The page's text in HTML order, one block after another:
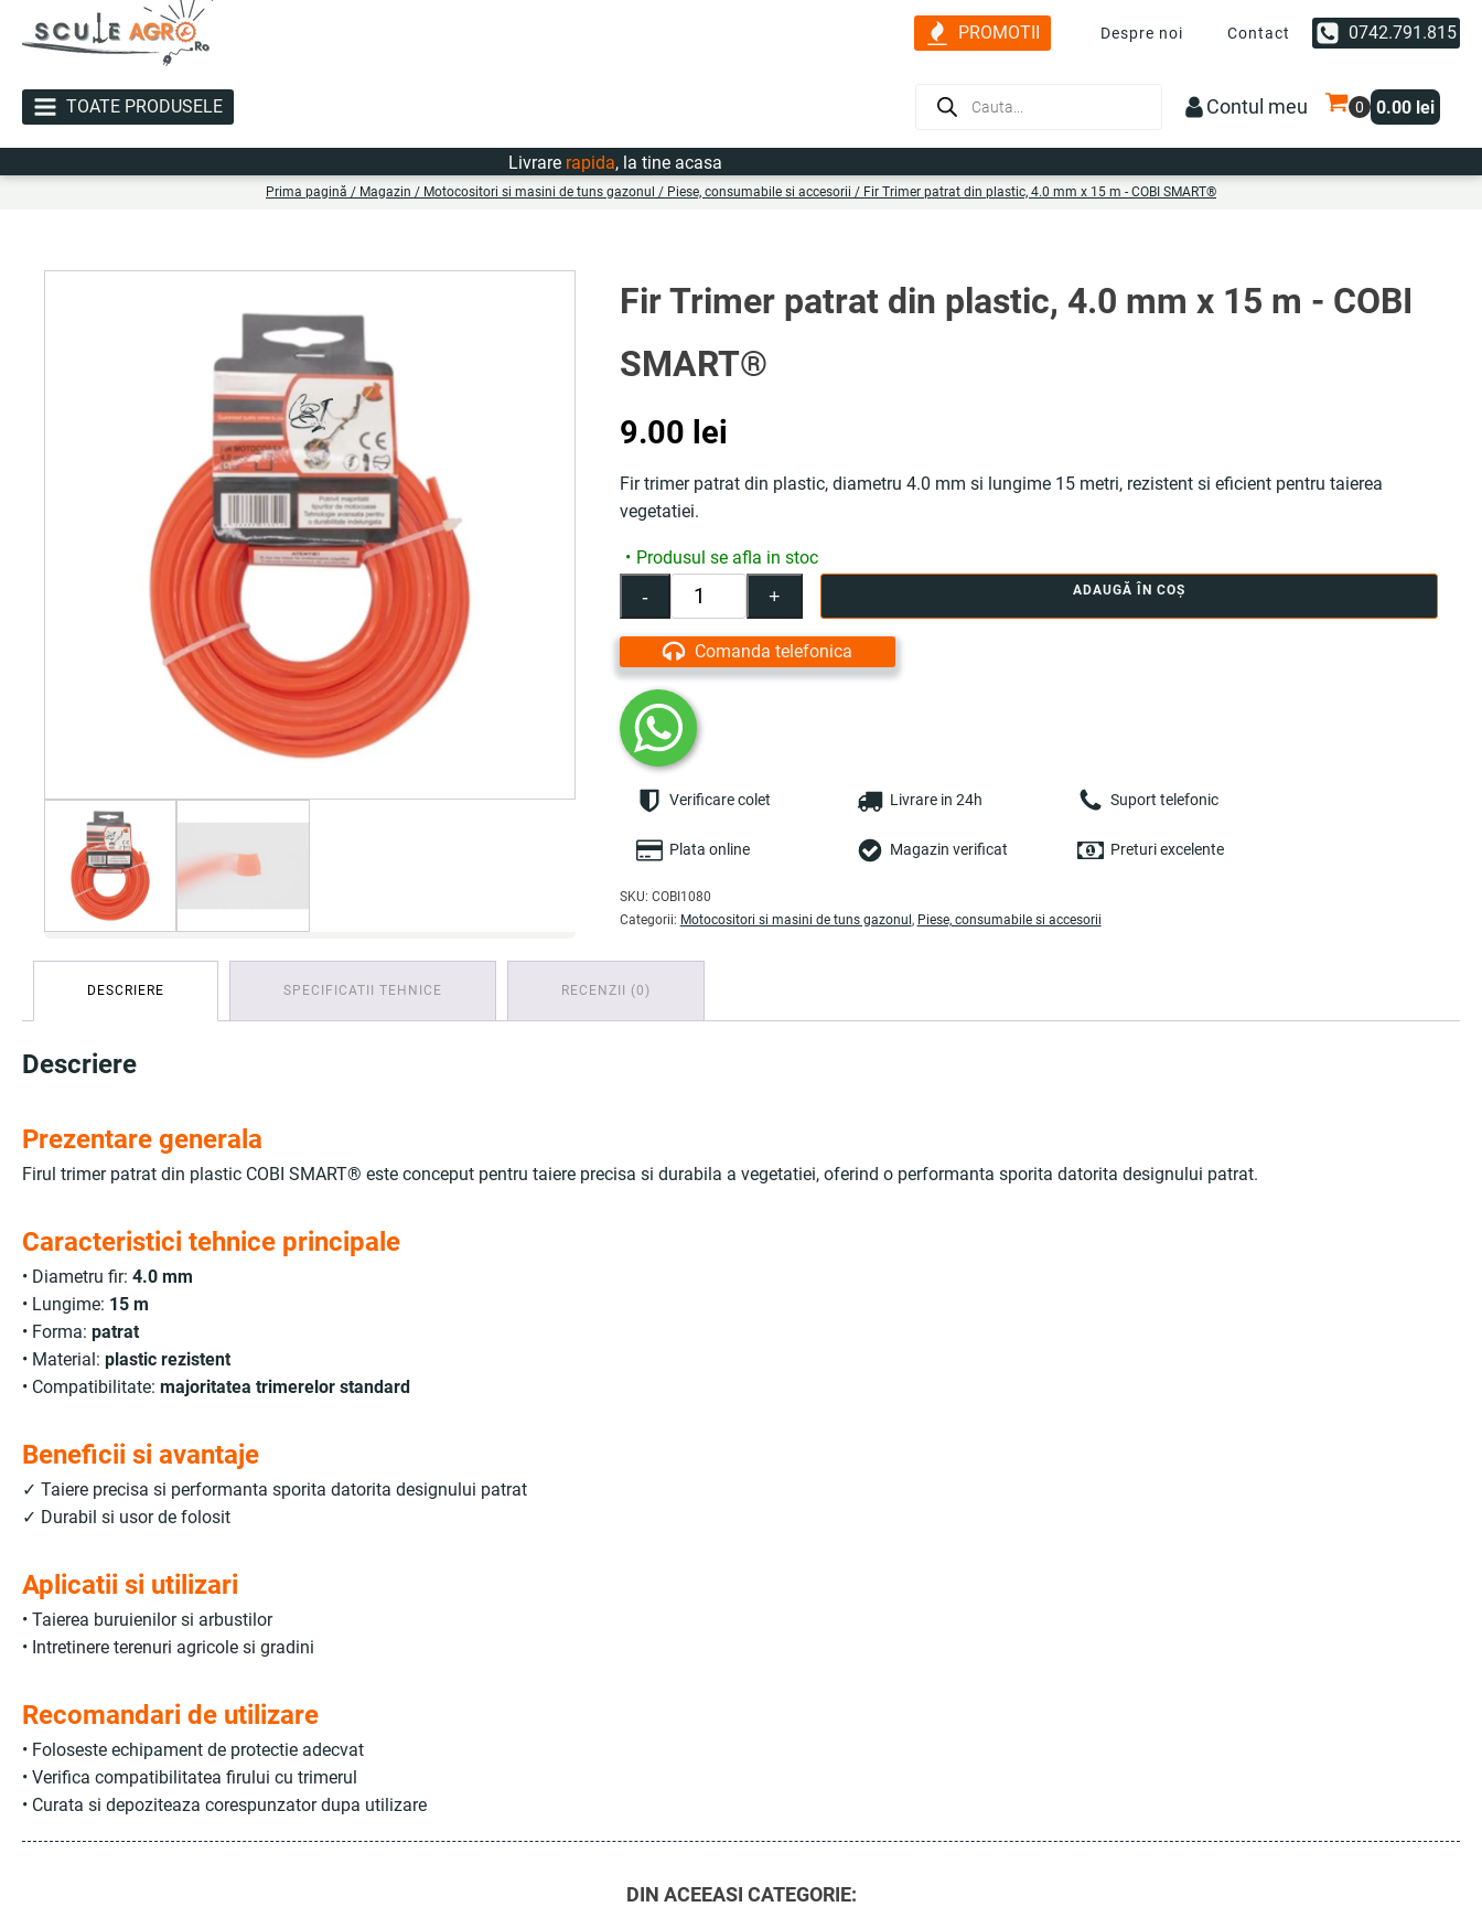
PROMOTII Despre noi Contact 0742.791.815
TOATE PRODUSELE
Products
Contul meu 0.00 lei
Livrarerapida, la tine acasa
Prima pagină / Magazin / Motocositori si masini de tuns gazonul / Piese, consumabile si accesorii / Fir Trimer patrat din plastic, 4.0 mm x 15 m - COBI SMART®
Fir Trimer patrat din plastic, 4.0 mm x 15 m - COBI
SMART®
9.00 lei
Fir trimer patrat din plastic, diametru 4.0 mm si lungime 15 metri, rezistent si eficient pentru taierea
vegetatiei.
Produsul se afla in stoc
-
Cantitate
Fir
Trimer
patrat
plastic,
4.0
mm
15
-
SMART®
+ ADAUGĂ ÎN COȘ
Comanda telefonica
Verificare colet Livrare in 24h Suport telefonic
Plata online Magazin verificat Preturi excelente
SKU: COBI1080
Categorii: Motocositori si masini de tuns gazonul , Piese, consumabile si accesorii
DESCRIERE SPECIFICATII TEHNICE RECENZII (0)
Descriere
Prezentare generala
Firul trimer patrat din plastic COBI SMART® este conceput pentru taiere precisa si durabila a vegetatiei, oferind o performanta sporita datorita designului patrat.
Caracteristici tehnice principale
• Diametru fir: 4.0 mm
• Lungime: 15 m
• Forma: patrat
• Material: plastic rezistent
• Compatibilitate: majoritatea trimerelor standard
Beneficii si avantaje
✓ Taiere precisa si performanta sporita datorita designului patrat
✓ Durabil si usor de folosit
Aplicatii si utilizari
• Taierea buruienilor si arbustilor
• Intretinere terenuri agricole si gradini
Recomandari de utilizare
• Foloseste echipament de protectie adecvat
• Verifica compatibilitatea firului cu trimerul
• Curata si depoziteaza corespunzator dupa utilizare
DIN ACEEASI CATEGORIE: